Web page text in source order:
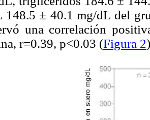
148.5 ± 40.1 mg/dL del
una correlación
r=0.39, p<0.03 (Figura 2